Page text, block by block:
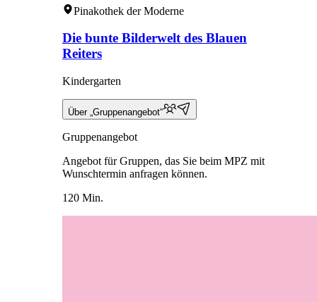
Pinakothek der Moderne
Die bunte Bilderwelt des Blauen
Reiters
Kindergarten
Über „Gruppenangebot“
Gruppenangebot
Angebot für Gruppen, das Sie beim MPZ mit
Wunschtermin anfragen können.
120 Min.